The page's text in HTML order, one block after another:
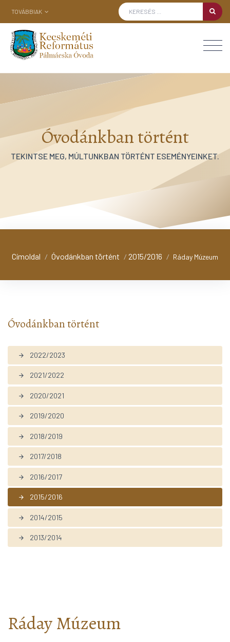
TOVÁBBIAK
Óvodánkban történt
TEKINTSE MEG, MÚLTUNKBAN TÖRTÉNT ESEMÉNYEINKET.
Címoldal / Óvodánkban történt / 2015/2016 / Ráday Múzeum
Óvodánkban történt
arrow_forward 2022/2023
arrow_forward 2021/2022
arrow_forward 2020/2021
arrow_forward 2019/2020
arrow_forward 2018/2019
arrow_forward 2017/2018
arrow_forward 2016/2017
arrow_forward 2015/2016
arrow_forward 2014/2015
arrow_forward 2013/2014
Ráday Múzeum